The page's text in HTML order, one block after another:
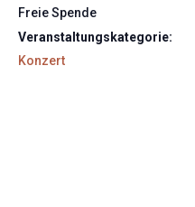
Freie Spende
Veranstaltungskategorie:
Konzert